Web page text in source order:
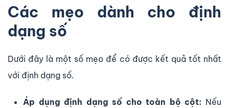
Các mẹo dành cho định
dạng số
Dưới đây là một số mẹo để có được kết quả tốt nhất
với định dạng số.
Áp dụng định dạng số cho toàn bộ cột: Nếu